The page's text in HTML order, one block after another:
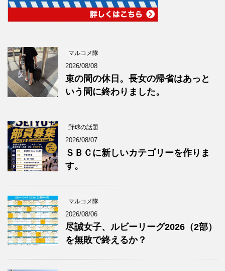
マルコメ隊
2026/08/08
束の間の休日。長女の帰省はあっと
いう間に終わりました。
野球の話題
2026/08/07
ＳＢＣに新しいカテゴリーを作りま
す。
マルコメ隊
2026/08/06
尽誠女子、ルビーリーグ2026（2部）
を無敗で終えるか？